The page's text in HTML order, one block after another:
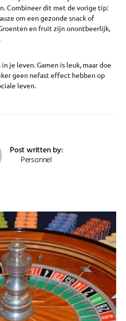
Combineer dit met de vorige tip:
om een gezonde snack of
en fruit zijn onontbeerlijk,
je leven. Gamen is leuk, maar doe
geen nefast effect hebben op
leven.
Post written by:
Personnel